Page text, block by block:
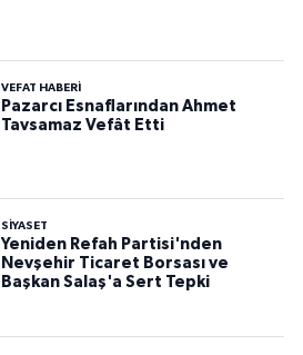
VEFAT HABERI
Pazarcı Esnaflarından Ahmet
Tavsamaz Vefât Etti
SIYASET
Yeniden Refah Partisi'nden
Nevşehir Ticaret Borsası ve
Başkan Salaş'a Sert Tepki